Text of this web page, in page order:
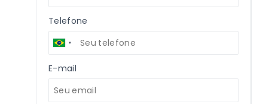
Telefone
E-mail